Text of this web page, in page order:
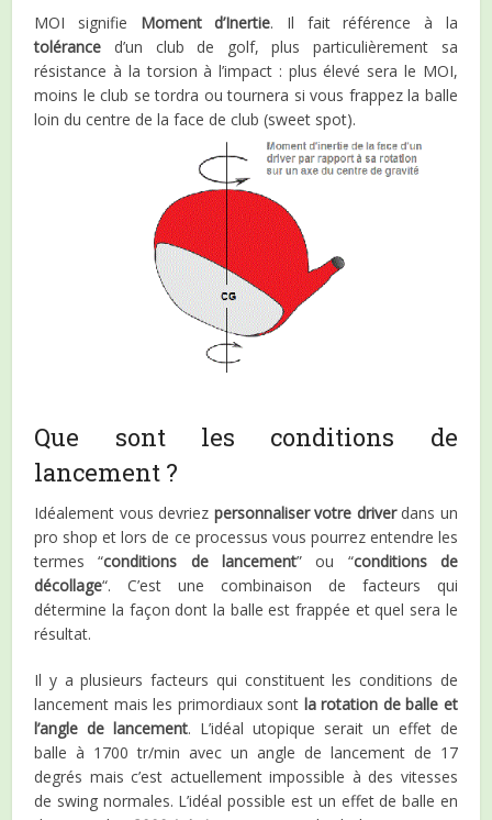
MOI signifie Moment d’Inertie. Il fait référence à la
tolérance d’un club de golf, plus particulièrement sa
résistance à la torsion à l’impact : plus élevé sera le MOI,
moins le club se tordra ou tournera si vous frappez la balle
loin du centre de la face de club (sweet spot).
Que sont les conditions de
lancement ?
Idéalement vous devriez personnaliser votre driver dans un
pro shop et lors de ce processus vous pourrez entendre les
termes “conditions de lancement” ou “conditions de
décollage“. C’est une combinaison de facteurs qui
détermine la façon dont la balle est frappée et quel sera le
résultat.
Il y a plusieurs facteurs qui constituent les conditions de
lancement mais les primordiaux sont la rotation de balle et
l’angle de lancement. L’idéal utopique serait un effet de
balle à 1700 tr/min avec un angle de lancement de 17
degrés mais c’est actuellement impossible à des vitesses
de swing normales. L’idéal possible est un effet de balle en